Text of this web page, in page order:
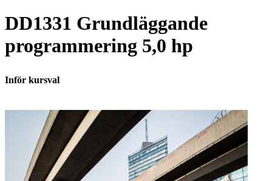
DD1331 Grundläggande
programmering 5,0 hp
Inför kursval